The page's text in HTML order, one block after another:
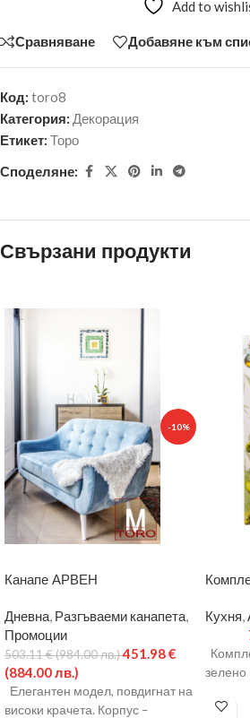
Add to
Сравняване Добавяне към
Код: toro8
Категория: Декорация
Етикет: Торо
Споделяне:
Свързани продукти
-10%
Канапе АРВЕН
Дневна Разгъваеми канапета
Промоции
503.11€(984.00 лв.)451.98€
(884.00 лв.)
Елегантен модел, повдигнат на
високи крачета. Корпус –
Кухня
зелено